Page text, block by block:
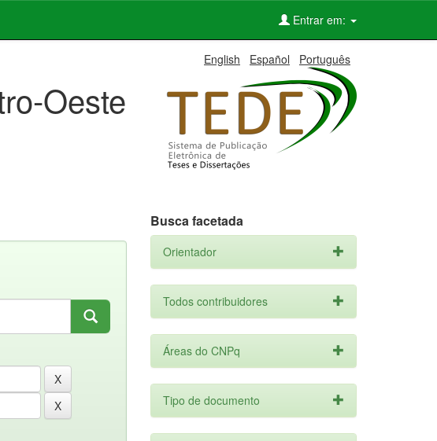
Entrar em:
English Español Português
Oeste
Busca facetada
Orientador
Todos contribuidores
Áreas do CNPq
Tipo de documento